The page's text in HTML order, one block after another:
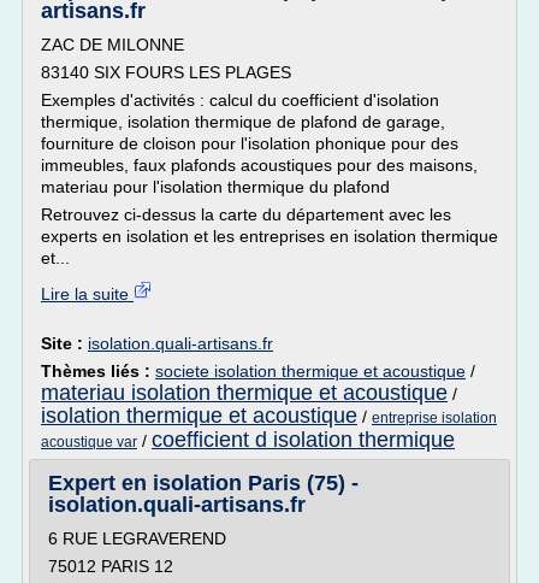
artisans.fr
ZAC DE MILONNE
83140 SIX FOURS LES PLAGES
Exemples d'activités : calcul du coefficient d'isolation
thermique, isolation thermique de plafond de garage,
fourniture de cloison pour l'isolation phonique pour des
immeubles, faux plafonds acoustiques pour des maisons,
materiau pour l'isolation thermique du plafond
Retrouvez ci-dessus la carte du département avec les
experts en isolation et les entreprises en isolation thermique
et...
Lire la suite
Site : isolation.quali-artisans.fr
Thèmes liés : societe isolation thermique et acoustique /
materiau isolation thermique et acoustique /
isolation thermique et acoustique / entreprise isolation
acoustique var / coefficient d isolation thermique
Expert en isolation Paris (75) -
isolation.quali-artisans.fr
6 RUE LEGRAVEREND
75012 PARIS 12